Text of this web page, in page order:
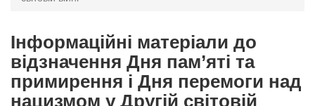
Інформаційні матеріали до
відзначення Дня пам’яті та
примирення і Дня перемоги над
нацизмом у Другій світовій